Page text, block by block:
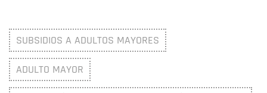
SUBSIDIOS A ADULTOS MAYORES
ADULTO MAYOR